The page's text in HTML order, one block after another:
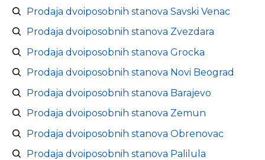
Prodaja dvoiposobnih stanova Savski Venac
Prodaja dvoiposobnih stanova Zvezdara
Prodaja dvoiposobnih stanova Grocka
Prodaja dvoiposobnih stanova Novi Beograd
Prodaja dvoiposobnih stanova Barajevo
Prodaja dvoiposobnih stanova Zemun
Prodaja dvoiposobnih stanova Obrenovac
Prodaja dvoiposobnih stanova Palilula